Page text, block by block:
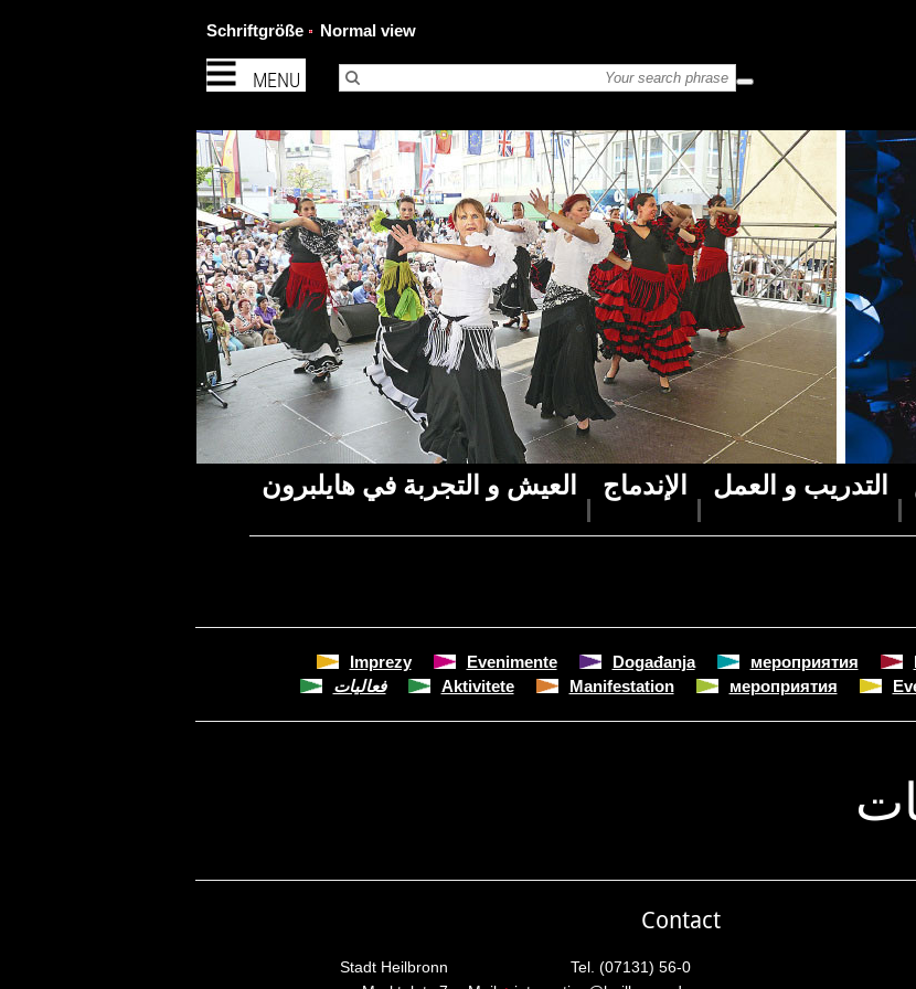
MENU
Schriftgröße Normal view
التدريب و العمل الإندماج العيش و التجربة في هايلبرون
мероприятия
Događanja
Evenimente
Imprezy
мероприятия
Manifestation
Aktivitete فعاليات
Contact
Stadt Heilbronn
Tel. (07131) 56-0